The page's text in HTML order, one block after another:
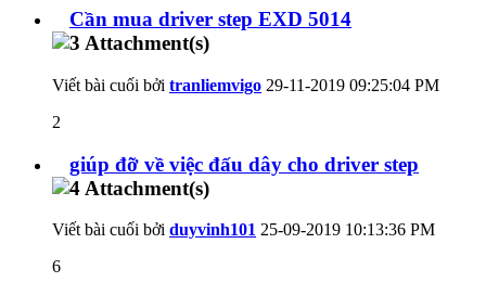
Cần mua driver step EXD 5014
Viết bài cuối bởi tranliemvigo 29-11-2019 09:25:04 PM
2
giúp đỡ về việc đấu dây cho driver step
Viết bài cuối bởi duyvinh101 25-09-2019 10:13:36 PM
6